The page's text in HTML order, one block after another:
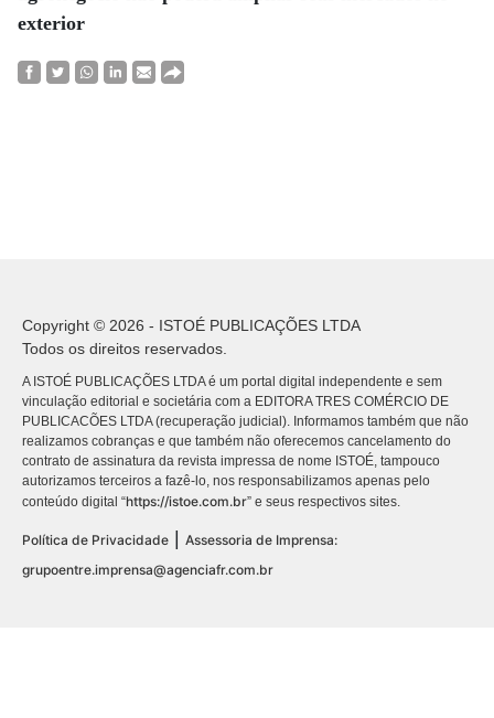
exterior
Copyright © 2026 - ISTOÉ PUBLICAÇÕES LTDA
Todos os direitos reservados.
A ISTOÉ PUBLICAÇÕES LTDA é um portal digital independente e sem
vinculação editorial e societária com a EDITORA TRES COMÉRCIO DE
PUBLICACÕES LTDA (recuperação judicial). Informamos também que não
realizamos cobranças e que também não oferecemos cancelamento do
contrato de assinatura da revista impressa de nome ISTOÉ, tampouco
autorizamos terceiros a fazê-lo, nos responsabilizamos apenas pelo
conteúdo digital “https://istoe.com.br” e seus respectivos sites.
Política de Privacidade
Assessoria de Imprensa:
grupoentre.imprensa@agenciafr.com.br